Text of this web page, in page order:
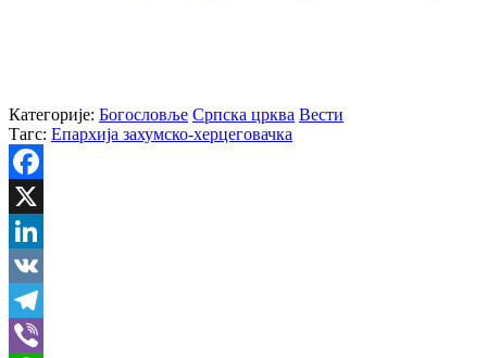
Категорије: Богословље Српска црква Вести
Тагс: Епархија захумско-херцеговачка
Facebook
X
LinkedIn
VK
Telegram